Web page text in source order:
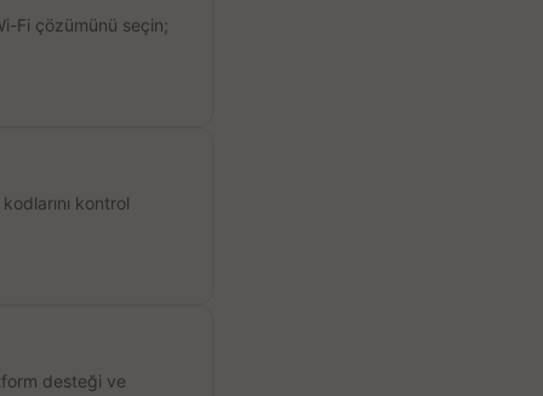
Fi çözümünü seçin;
kontrol
desteği ve